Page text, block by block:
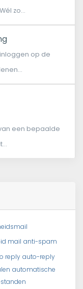
zo...
op de
een bepaalde
mail anti-spam
reply auto-reply
automatische